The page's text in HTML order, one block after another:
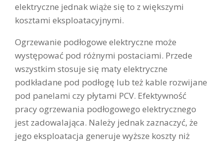
elektryczne jednak wiąże się to z większymi
kosztami eksploatacyjnymi.
Ogrzewanie podłogowe elektryczne może
występować pod różnymi postaciami. Przede
wszystkim stosuje się maty elektryczne
podkładane pod podłogę lub też kable rozwijane
pod panelami czy płytami PCV. Efektywność
pracy ogrzewania podłogowego elektrycznego
jest zadowalająca. Należy jednak zaznaczyć, że
jego eksploatacja generuje wyższe koszty niż